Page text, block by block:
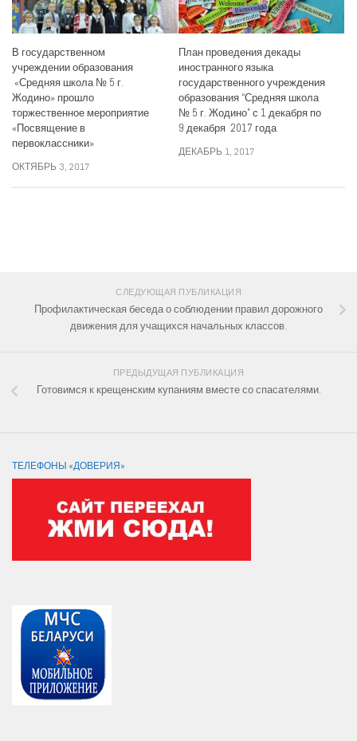
В государственном
учреждении образования
«Средняя школа № 5 г.
Жодино» прошло
торжественное мероприятие
«Посвящение в
первоклассники»
ОКТЯБРЬ 3, 2017
План проведения декады
иностранного языка
государственного учреждения
образования “Средняя школа
№ 5 г. Жодино” с 1 декабря по
9 декабря 2017 года
ДЕКАБРЬ 1, 2017
СЛЕДУЮЩАЯ ПУБЛИКАЦИЯ
Профилактическая беседа о соблюдении правил дорожного
движения для учащихся начальных классов.
ПРЕДЫДУЩАЯ ПУБЛИКАЦИЯ
Готовимся к крещенским купаниям вместе со спасателями.
ТЕЛЕФОНЫ «ДОВЕРИЯ»